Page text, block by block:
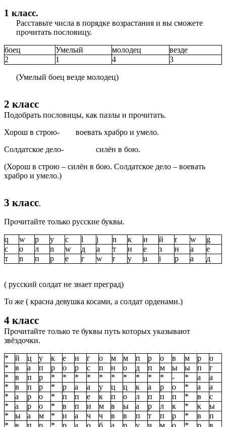
1 класс.
Расставьте числа в порядке возрастания и вы сможете
прочитать пословицу.
боец Умелый молодец
везде
2
1 4 3
(Умелый боец везде молодец)
2 класс
Подобрать пословицы, как пазлы и прочитать.
Хорош в строю- воевать храбро и умело.
Солдатское дело- силён в бою.
(Хорош в строю – силён в бою. Солдатское дело – воевать
храбро и умело.)
3 класс.
Прочитайте только русские буквы.
q w р у с l j n к и й r w
g
c
о л n w д а т н е з н а
е
т
n п р е г w r y u i р а д
( русский солдат не знает преград)
То же ( красна девушка косами, а солдат орденами.)
4 класс
Прочитайте только те буквы путь которых указывают
звёздочки.
* й ц у к е н г о м м п р о в м р
о
*
в а п р о р с п н о д п м ы ы п
г
*
в п р * * * * * * * * * * - * а
а
*
в п р * р а а у ц ц к а р о * а
а
*
а р о * п п е к п о л п п п * в
с
*
а р о * в п и м в ы а р л к * к
ы
*
ы а м * и а ч ч в в п т п р * в
п